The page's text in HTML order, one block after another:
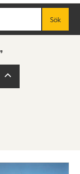
Sök